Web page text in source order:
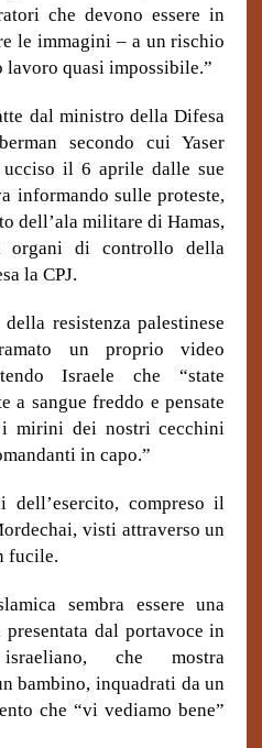
che devono essere in
le immagini – a un rischio
quasi impossibile.”
dal ministro della Difesa
secondo cui Yaser
ucciso il 6 aprile dalle sue
informando sulle proteste,
dell’ala militare di Hamas,
organi di controllo della
la CPJ.
resistenza palestinese
un proprio video
Israele che “state
a sangue freddo e pensate
mirini dei nostri cecchini
in capo.”
compreso il
visti attraverso un
fucile.
sembra essere una
dal portavoce in
che mostra
bambino, inquadrati da un
che “vi vediamo bene”